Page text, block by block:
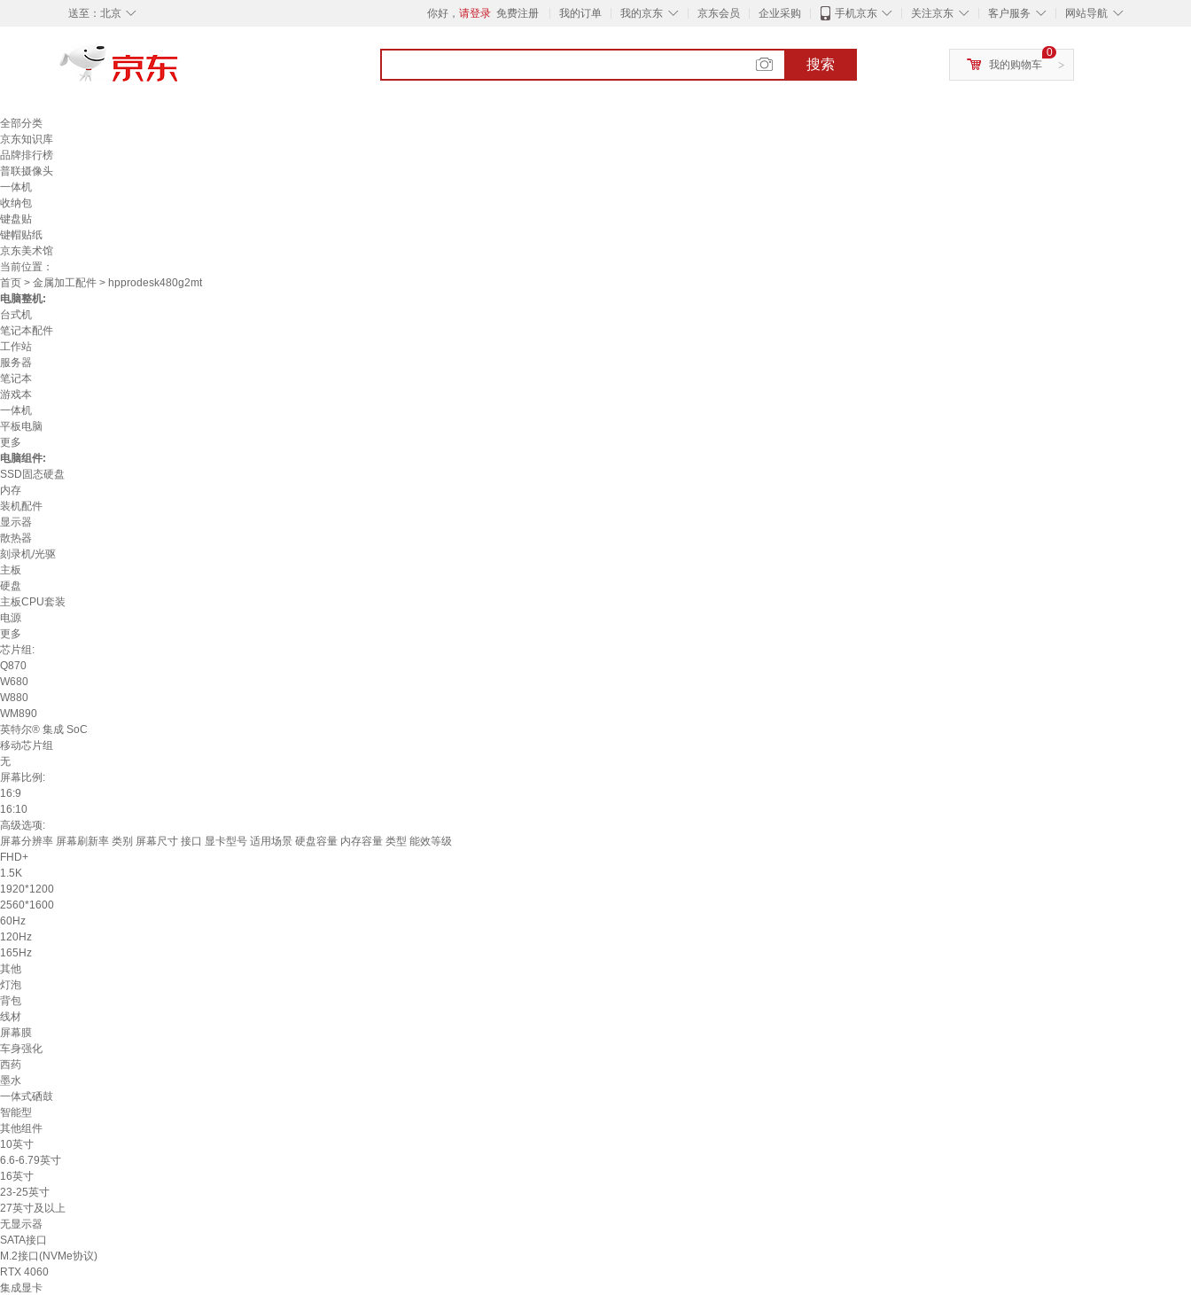
◇
送至： 北京 你好， 请登录 免费注册 我的订单 ◇
我的京东 京东会员 企业采购 ◇
手机京东 ◇
关注京东 ◇
客户服务 ◇
网站导航
搜索 >
0
我的购物车
全部分类
京东知识库
品牌排行榜
普联摄像头
一体机
收纳包
键盘贴
键帽贴纸
京东美术馆
当前位置：
首页 > 金属加工配件 > hpprodesk480g2mt
电脑整机:
台式机
笔记本配件
工作站
服务器
笔记本
游戏本
一体机
平板电脑
更多
电脑组件:
SSD固态硬盘
内存
装机配件
显示器
散热器
刻录机/光驱
主板
硬盘
主板CPU套装
电源
更多
芯片组:
Q870
W680
W880
WM890
英特尔® 集成 SoC
移动芯片组
无
屏幕比例:
16:9
16:10
高级选项:
屏幕分辨率 屏幕刷新率 类别 屏幕尺寸 接口 显卡型号 适用场景 硬盘容量 内存容量 类型 能效等级
FHD+
1.5K
1920*1200
2560*1600
60Hz
120Hz
165Hz
其他
灯泡
背包
线材
屏幕膜
车身强化
西药
墨水
一体式硒鼓
智能型
其他组件
10英寸
6.6-6.79英寸
16英寸
23-25英寸
27英寸及以上
无显示器
SATA接口
M.2接口(NVMe协议)
RTX 4060
集成显卡